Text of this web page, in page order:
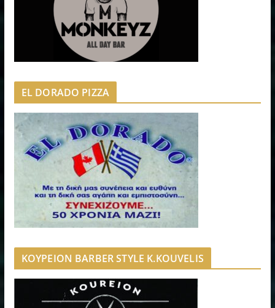
EL DORADO PIZZA
ΚΟΥΡΕΙΟΝ BARBER STYLE K.KOUVELIS